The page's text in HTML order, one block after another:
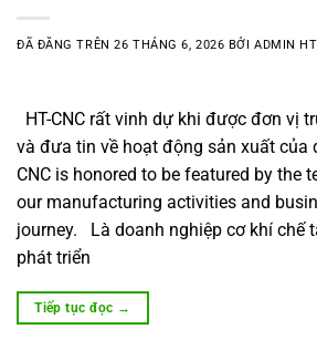
ĐÃ ĐĂNG TRÊN26 THÁNG 6, 2026 BỞIADMIN
HT-CNC rất vinh dự khi được đơn vị
và đưa tin về hoạt động sản xuất của
CNC is honored to be featured by the
our manufacturing activities and
journey. Là doanh nghiệp cơ khí chế
phát triển
Tiếp tục đọc →